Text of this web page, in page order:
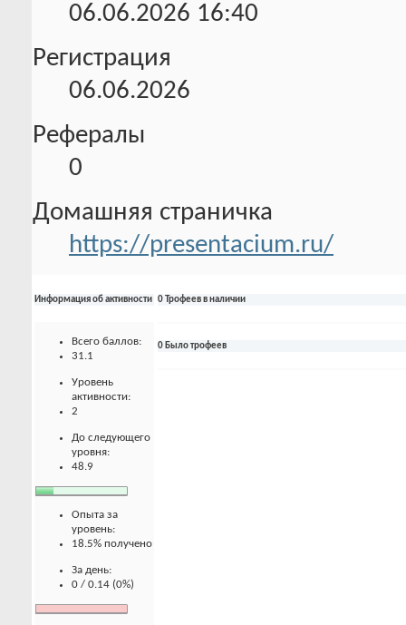
06.06.2026 16:40
Регистрация
06.06.2026
Рефералы
0
Домашняя страничка
https://presentacium.ru/
Информация об активности
Всего баллов:
31.1
Уровень
активности:
2
До следующего
уровня:
48.9
Опыта за
уровень:
18.5% получено
За день:
0 / 0.14 (0%)
0 Трофеев в наличии
0 Было трофеев